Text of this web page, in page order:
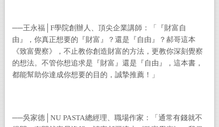
──王永福│F學院創辦人、頂尖企業講師：「『財富自
由』，你真正想要的『財富』？還是『自由』？郝哥這本
《致富覺察》，不止教你創造財富的方法，更教你深刻覺察
的想法。不管你想追求是『財富』還是『自由』，這本書，
都能幫助你達成你想要的目的，誠摯推薦！」
──吳家德│NU PASTA總經理、職場作家：「通常有錢就不